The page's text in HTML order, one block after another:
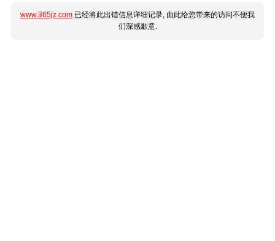
www.365jz.com 已经将此出错信息详细记录, 由此给您带来的访问不便我
们深感歉意.